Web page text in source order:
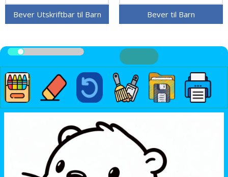
Bever Utskriftbar til Barn Bever til Barn